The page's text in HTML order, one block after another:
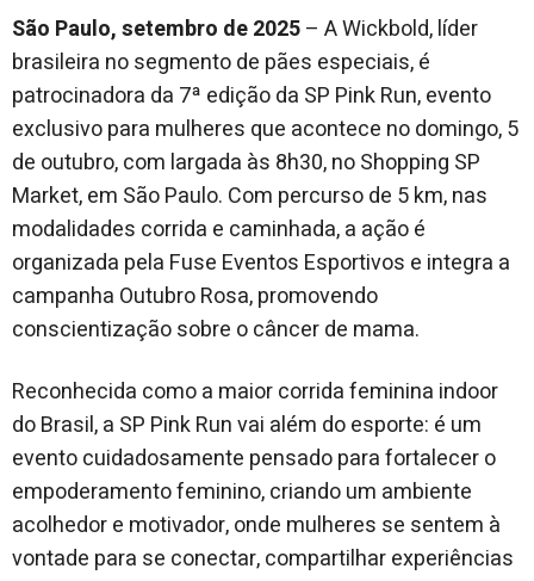
São Paulo, setembro de 2025– A Wickbold, líder
brasileira no segmento de pães especiais, é
patrocinadora da 7ª edição da SP Pink Run, evento
exclusivo para mulheres que acontece no domingo, 5
de outubro, com largada às 8h30, no Shopping SP
Market, em São Paulo. Com percurso de 5 km, nas
modalidades corrida e caminhada, a ação é
organizada pela Fuse Eventos Esportivos e integra a
campanha Outubro Rosa, promovendo
conscientização sobre o câncer de mama.
Reconhecida como a maior corrida feminina indoor
do Brasil, a SP Pink Run vai além do esporte: é um
evento cuidadosamente pensado para fortalecer o
empoderamento feminino, criando um ambiente
acolhedor e motivador, onde mulheres se sentem à
vontade para se conectar, compartilhar experiências